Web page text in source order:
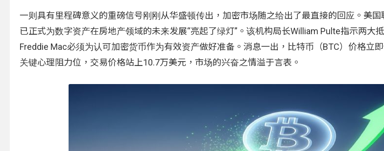
一则具有里程碑意义的重磅信号刚刚从华盛顿传出，加密市场随之给出了最直接的回应。美国
已正式为数字资产在房地产领域的未来发展“亮起了绿灯”。该机构局长William Pulte指示两大
Freddie Mac必须为认可加密货币作为有效资产做好准备。消息一出，比特币（BTC）价格立
关键心理阻力位，交易价格站上10.7万美元，市场的兴奋之情溢于言表。